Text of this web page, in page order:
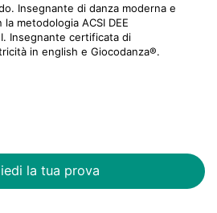
Insegnante di danza moderna e
metodologia ACSI DEE
Insegnante certificata di
in english e Giocodanza®.
la tua prova